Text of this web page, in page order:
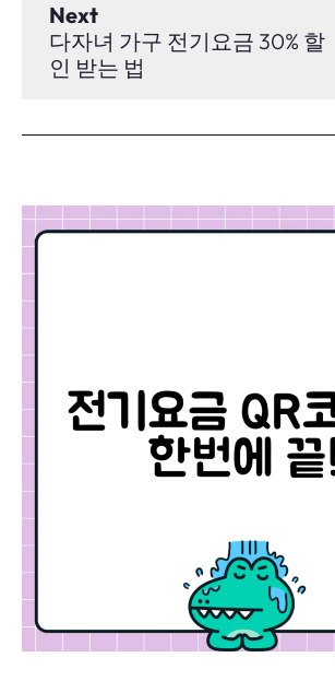
Next
다자녀 가구 전기요금 30% 할
인 받는 법